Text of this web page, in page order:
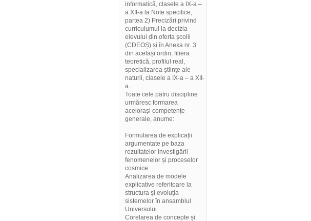
informatică, clasele a IX-a –
a XII-a la Note specifice,
partea 2) Precizări privind
curriculumul la decizia
elevului din oferta școlii
(CDEOȘ) și în Anexa nr. 3
din același ordin, filiera
teoretică, profilul real,
specializarea științe ale
naturii, clasele a IX-a – a XII-
a.
Toate cele patru discipline
urmăresc formarea
acelorași competențe
generale, anume:
Formularea de explicații
argumentate pe baza
rezultatelor investigării
fenomenelor și proceselor
cosmice
Analizarea de modele
explicative referitoare la
structura și evoluția
sistemelor în ansamblul
Universului
Corelarea de concepte și